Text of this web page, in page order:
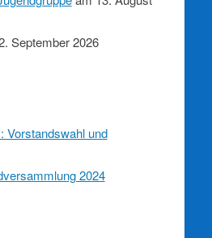
September 2026
Vorstandswahl und
2024